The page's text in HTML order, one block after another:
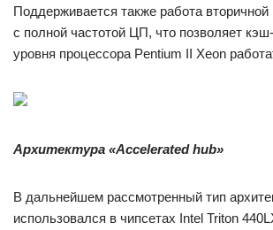
Поддерживается также работа
с полной частотой ЦП, что позволяет
уровня процессора Pentium II Xeon
Архитектура «Accelerated hub»
В дальнейшем рассмотренный тип
использовался в чипсетах Intel Triton